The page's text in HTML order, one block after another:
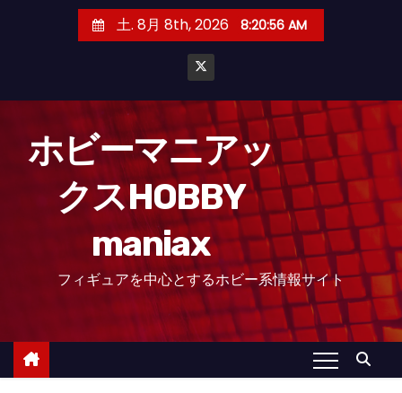
土. 8月 8th, 2026 8:20:58 AM
ホビーマニアッ
クスHOBBY
maniax
フィギュアを中心とするホビー系情報サイト